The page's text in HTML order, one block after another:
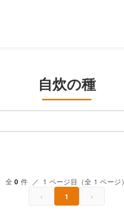
自炊の種
全0 件 ／ 1 ページ目（全 1 ページ）
‹ 1 ›